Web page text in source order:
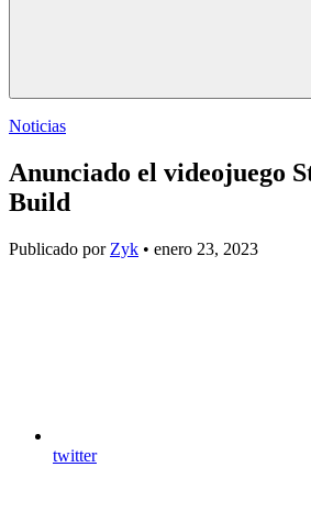
Noticias
Anunciado el videojuego
Build
Publicado por Zyk • enero 23, 2023
twitter